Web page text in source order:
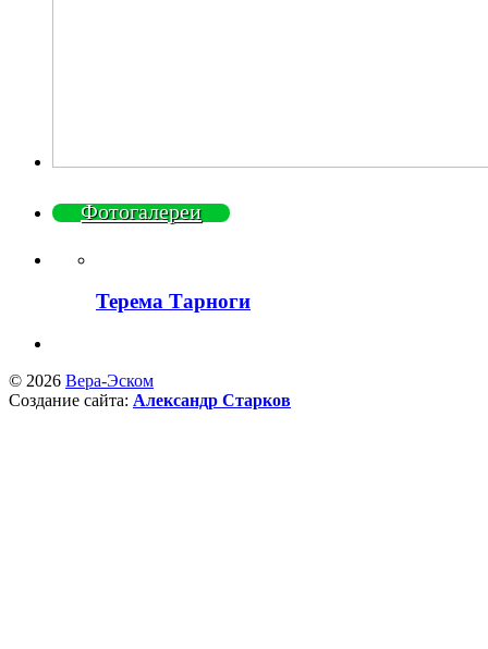
Фотогалереи
Терема Тарноги
© 2026 Вера-Эском
Создание сайта: Александр Старков